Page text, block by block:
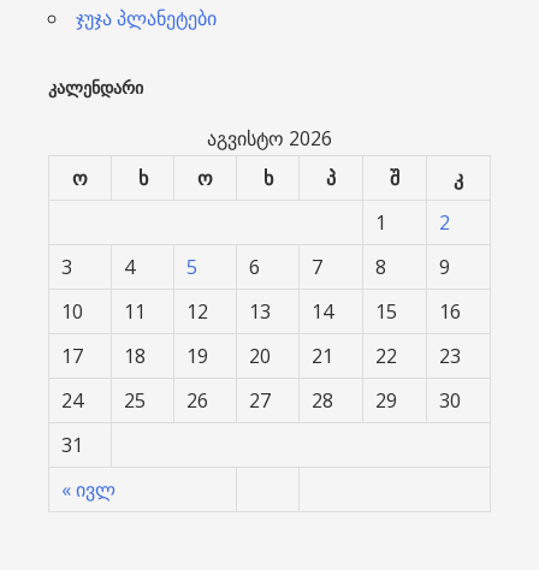
ჯუჯა პლანეტები
ᲙᲐᲚᲔᲜᲓᲐᲠᲘ
აგვისტო 2026
ო
ხ ო ხ პ შ კ
« ივლ
1
2
3
4 5 6 7 8
9
10
11 12 13 14 15
16
17
18 19 20 21 22
23
24
25 26 27 28 29
30
31